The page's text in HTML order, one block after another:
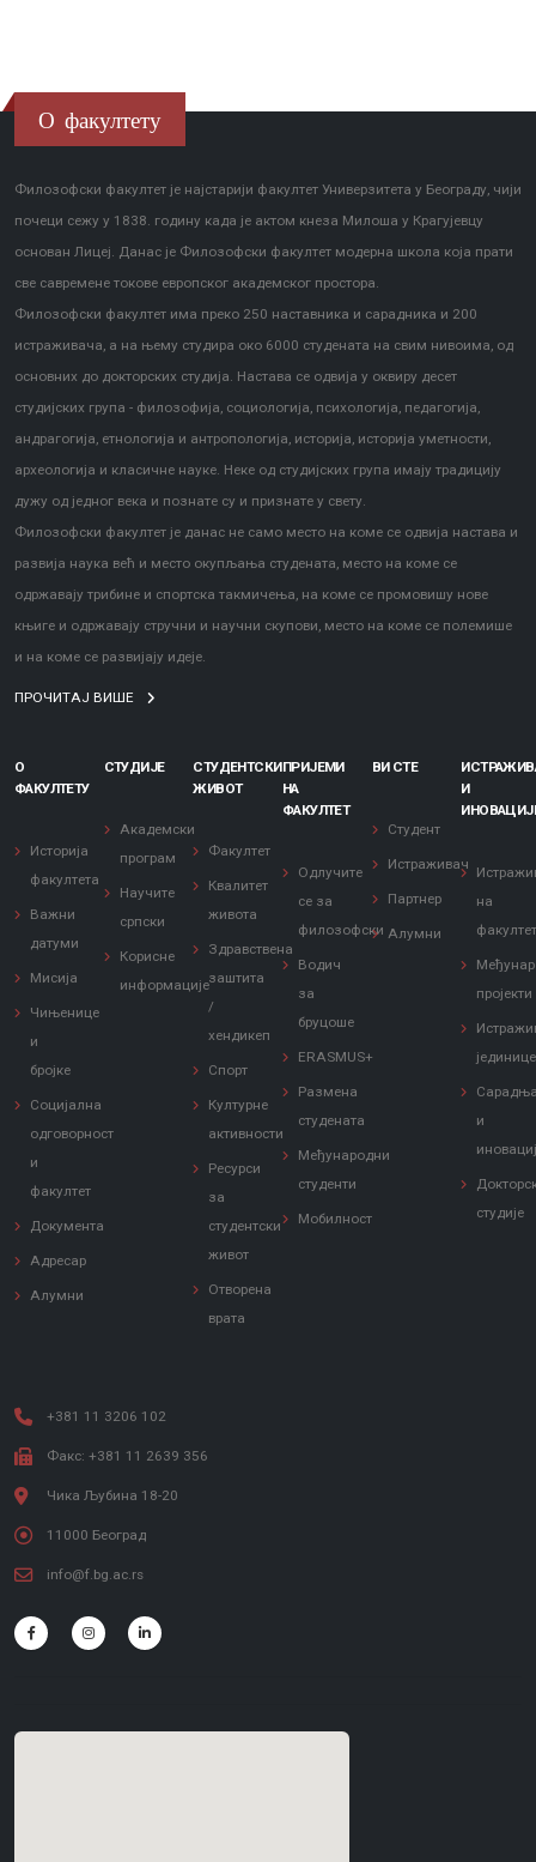
О факултету
Филозофски факултет је најстарији факултет Универзитета у Београду, чији
почеци сежу у 1838. годину када је актом кнеза Милоша у Крагујевцу
основан Лицеј. Данас је Филозофски факултет модерна школа која прати
све савремене токове европског академског простора.
Филозофски факултет има преко 250 наставника и сарадника и 200
истраживача, а на њему студира око 6000 студената на свим нивоима, од
основних до докторских студија. Настава се одвија у оквиру десет
студијских група - филозофија, социологија, психологија, педагогија,
андрагогија, етнологија и антропологија, историја, историја уметности,
археологија и класичне науке. Неке од студијских група имају традицију
дужу од једног века и познате су и признате у свету.
Филозофски факултет је данас не само место на коме се одвија настава и
развија наука већ и место окупљања студената, место на коме се
одржавају трибине и спортска такмичења, на коме се промовишу нове
књиге и одржавају стручни и научни скупови, место на коме се полемише
и на коме се развијају идеје.
ПРОЧИТАЈ ВИШЕ
О
ФАКУЛТЕТУ
Историја
факултета
Важни
датуми
Мисија
Чињенице
и
бројке
Социјална
одговорност
и
факултет
Документа
Адресар
Алумни
СТУДИЈЕ
Академски
програм
Научите
српски
Корисне
информације
СТУДЕНТСКИ
ЖИВОТ
Факултет
Квалитет
живота
Здравствена
заштита
/
хендикеп
Спорт
Културне
активности
Ресурси
за
студентски
живот
Отворена
врата
ПРИЈЕМИ
НА
ФАКУЛТЕТ
Одлучите
се за
филозофски
Водич
за
бруцоше
ERASMUS+
Размена
студената
Међународни
студенти
Мобилност
ВИ СТЕ
Студент
Истраживач
Партнер
Алумни
И
на
пројекти
јединице
и
студије
+381 11 3206 102
Факс: +381 11 2639 356
Чика Љубина 18-20
11000 Београд
info@f.bg.ac.rs